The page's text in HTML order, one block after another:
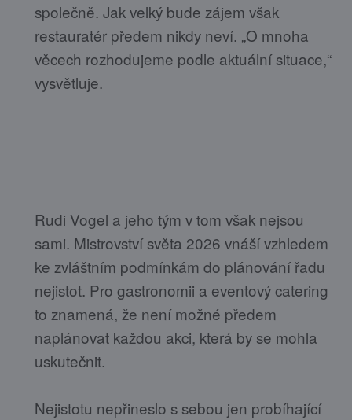
společně. Jak velký bude zájem však
restauratér předem nikdy neví. „O mnoha
věcech rozhodujeme podle aktuální situace,“
vysvětluje.
Rudi Vogel a jeho tým v tom však nejsou
sami. Mistrovství světa 2026 vnáší vzhledem
ke zvláštním podmínkám do plánování řadu
nejistot. Pro gastronomii a eventový catering
to znamená, že není možné předem
naplánovat každou akci, která by se mohla
uskutečnit.
Nejistotu nepřineslo s sebou jen probíhající